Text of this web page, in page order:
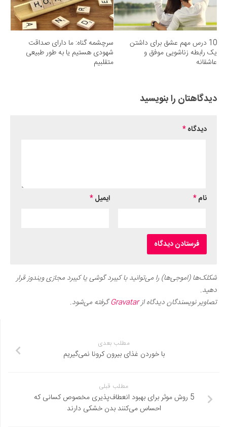
10 درس مهم عشق برای داشتن
یک رابطه زناشویی موفق و
عاشقانه
سرچشمه گناه: ما دارای صداقت
شهودی هستیم یا به طور طبیعی
متقلبیم
دیدگاهتان را بنویسید
دیدگاه*
نام* ایمیل*
شکلک‌ها (اموجی‌ها) را می‌توانید با کیبرد گوشی یا کیبرد مجازی ویندوز قرار
دهید.
تصاویر نویسندگان دیدگاه ازGravatarگرفته می‌شود.
مطلب بعدی
با خوردن غذای بیرون کرونا نمی‌گیریم
مطلب قبلی
5 روش موثر برای بهبود انعطاف‌پذیری مخصوص کسانی که
احساس می‌کنند بدن خشکی دارند